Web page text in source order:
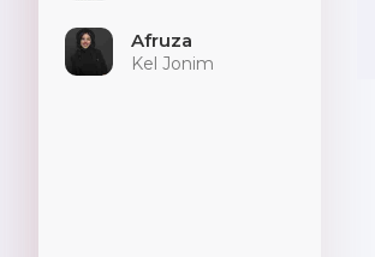
Afruza
Kel Jonim